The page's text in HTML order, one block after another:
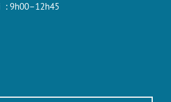
: 9h00–12h45